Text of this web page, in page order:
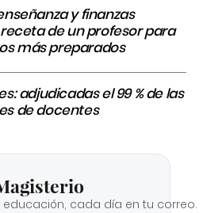
y finanzas
de un profesor para
más preparados
adjudicadas el 99 % de las
de docentes
educación, cada día en tu correo.